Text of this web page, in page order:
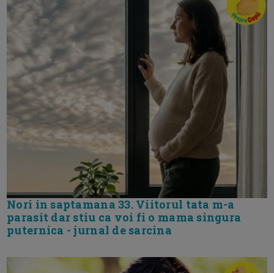
Nori in saptamana 33. Viitorul tata m-a
parasit dar stiu ca voi fi o mama singura
puternica - jurnal de sarcina